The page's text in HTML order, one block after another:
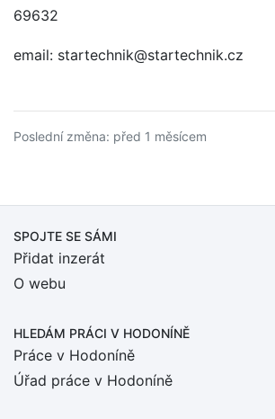
69632
email: startechnik@startechnik.cz
Poslední změna: před 1 měsícem
SPOJTE SE SÁMI
Přidat inzerát
O webu
HLEDÁM PRÁCI V HODONÍNĚ
Práce v Hodoníně
Úřad práce v Hodoníně